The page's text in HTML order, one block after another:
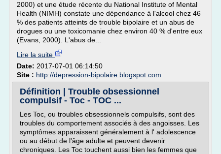
2000) et une étude récente du National Institute of Mental
Health (NIMH) constate une dépendance à l'alcool chez 46
% des patients atteints de trouble bipolaire et un abus de
drogues ou une toxicomanie chez environ 40 % d'entre eux
(Evans, 2000). L'abus de...
Lire la suite
Date: 2017-07-01 06:14:50
Site : http://depression-bipolaire.blogspot.com
Définition | Trouble obsessionnel
compulsif - Toc - TOC ...
Les Toc, ou troubles obsessionnels compulsifs, sont des
troubles du comportement associés à des angoisses. Les
symptômes apparaissent généralement à l' adolescence
ou au début de l'âge adulte et peuvent devenir
chroniques. Les Toc touchent aussi bien les femmes que